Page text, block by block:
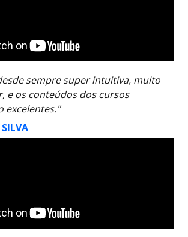
sempre super intuitiva, muito
e os conteúdos dos cursos
excelentes."